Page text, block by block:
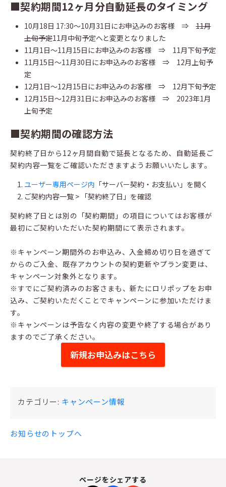
■契約期間12ヶ月分自動延長のタイミング
10月18日 17:30〜10月31日にお申込みのお客様 ⇒ 11月
上旬予定11月中旬予定へと変更となりました
11月1日〜11月15日にお申込みのお客様 ⇒ 11月下旬予定
11月15日〜11月30日にお申込みのお客様 ⇒ 12月上旬予
定
12月1日〜12月15日にお申込みのお客様 ⇒ 12月下旬予定
12月15日〜12月31日にお申込みのお客様 ⇒ 2023年1月
上旬予定
■契約期間の確認方法
契約終了日から12ヶ月間自動で延長となるため、自動延長ご
契約内容一覧をご確認いただきますようお願いいたします。
ユーザー専用ページ内 「サーバー契約・お支払い」を開く
ご契約内容一覧 > 「契約終了日」を確認
契約終了日とは別の「契約期間」の項目についてはお客様が
最初にご契約いただいた契約期間にて表示されます。
※キャンペーン期間外のお申込み、入金締め切り日を過ぎて
からのご入金、既存アカウントの契約更新やプラン変更は、
キャンペーン対象外となります。
※すでにご契約済みのお客さまも、新たにロリポップをお申
込み、ご契約いただくことでキャンペーンに参加いただけま
す。
※キャンペーンは予告なく内容の変更や終了する場合があり
ますのでご了承ください。
新規お申込みはこちら
カテゴリー: キャンペーン情報
お知らせのトップへ
ページをシェアする